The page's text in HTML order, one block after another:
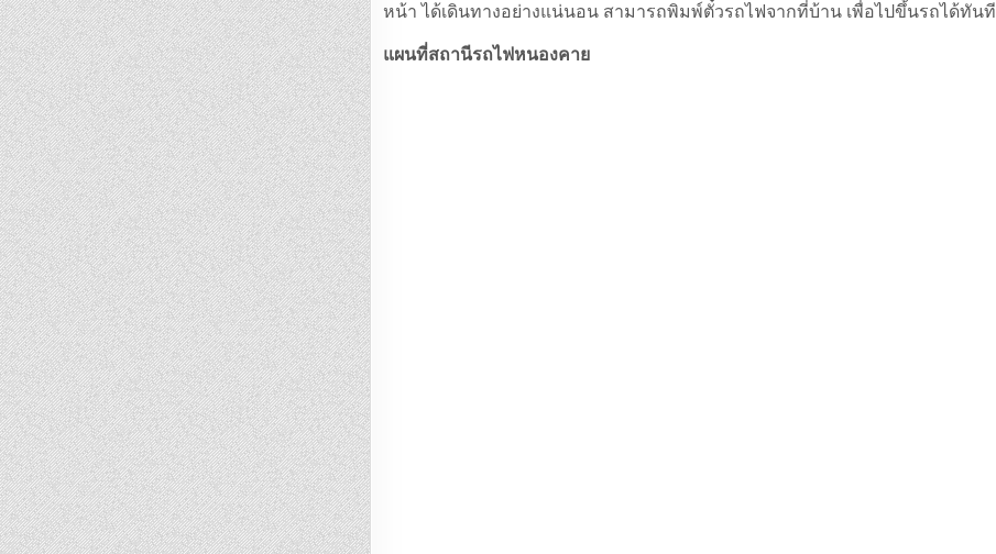
หน้า ได้เดินทางอย่างแน่นอน สามารถพิมพ์ตั๋วรถไฟจากที่บ้าน เพื่อไปขึ้นรถได้ทันที
แผนที่สถานีรถไฟหนองคาย